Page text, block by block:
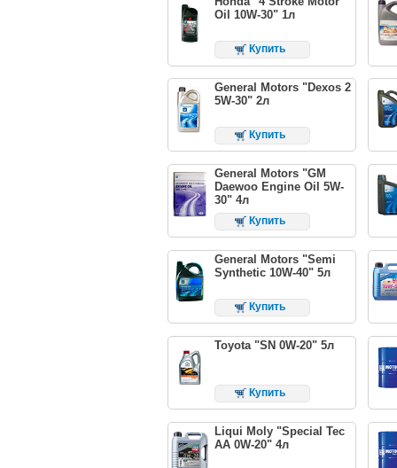
Oil 10W-30" 1л
Купить
General Motors "Dexos 2
5W-30" 2л
Купить
General Motors "GM
Daewoo Engine Oil 5W-
30" 4л
Купить
General Motors "Semi
Synthetic 10W-40" 5л
Купить
Toyota "SN 0W-20" 5л
Купить
Liqui Moly "Special Tec
AA 0W-20" 4л